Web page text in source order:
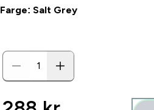
Farge: Salt Grey